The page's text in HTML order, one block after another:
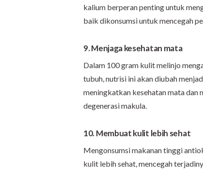
kalium berperan penting untuk
baik dikonsumsi untuk mencegah
9. Menjaga kesehatan mata
Dalam 100 gram kulit melinjo
tubuh, nutrisi ini akan diubah
meningkatkan kesehatan mata dan
degenerasi makula.
10. Membuat kulit lebih sehat
Mengonsumsi makanan tinggi
kulit lebih sehat, mencegah